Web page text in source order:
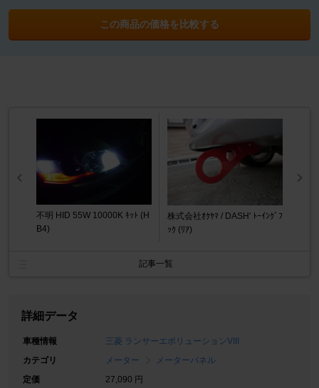
この商品の価格を比較する
不明 HID 55W 10000K ｷｯﾄ (H
B4)
株式会社ｵｸﾔﾏ / DASH' ﾄｰｲﾝｸﾞﾌ
ｯｸ (ﾘｱ)
記事一覧
詳細データ
車種情報
三菱 ランサーエボリューションVIII
カテゴリ
メーター
メーターパネル
定価
27,090 円